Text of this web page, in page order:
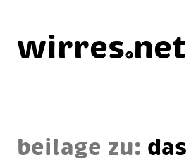
wirres net
beilage zu: